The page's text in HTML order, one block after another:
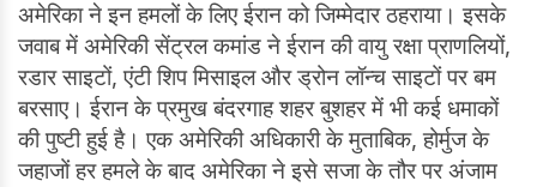
अमेरिका ने इन हमलों के लिए ईरान को जिम्मेदार ठहराया। इसके
जवाब में अमेरिकी सेंट्रल कमांड ने ईरान की वायु रक्षा प्राणलियों,
रडार साइटों, एंटी शिप मिसाइल और ड्रोन लॉन्च साइटों पर बम
बरसाए। ईरान के प्रमुख बंदरगाह शहर बुशहर में भी कई धमाकों
की पुष्टी हुई है। एक अमेरिकी अधिकारी के मुताबिक, होर्मुज के
जहाजों हर हमले के बाद अमेरिका ने इसे सजा के तौर पर अंजाम